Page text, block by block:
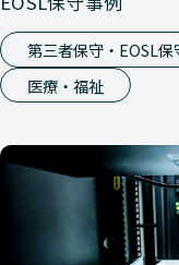
第三者保守・EOSL保
医療・福祉